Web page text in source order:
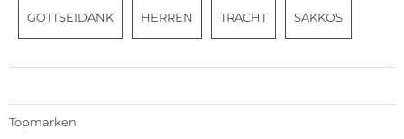
GOTTSEIDANK HERREN TRACHT SAKKOS
Topmarken